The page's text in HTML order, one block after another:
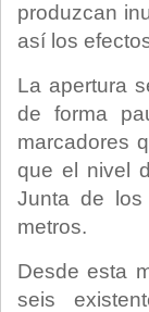
produzcan
así los
La apertura
de forma
marcadores
que el nivel
Junta de
metros.
Desde esta
seis